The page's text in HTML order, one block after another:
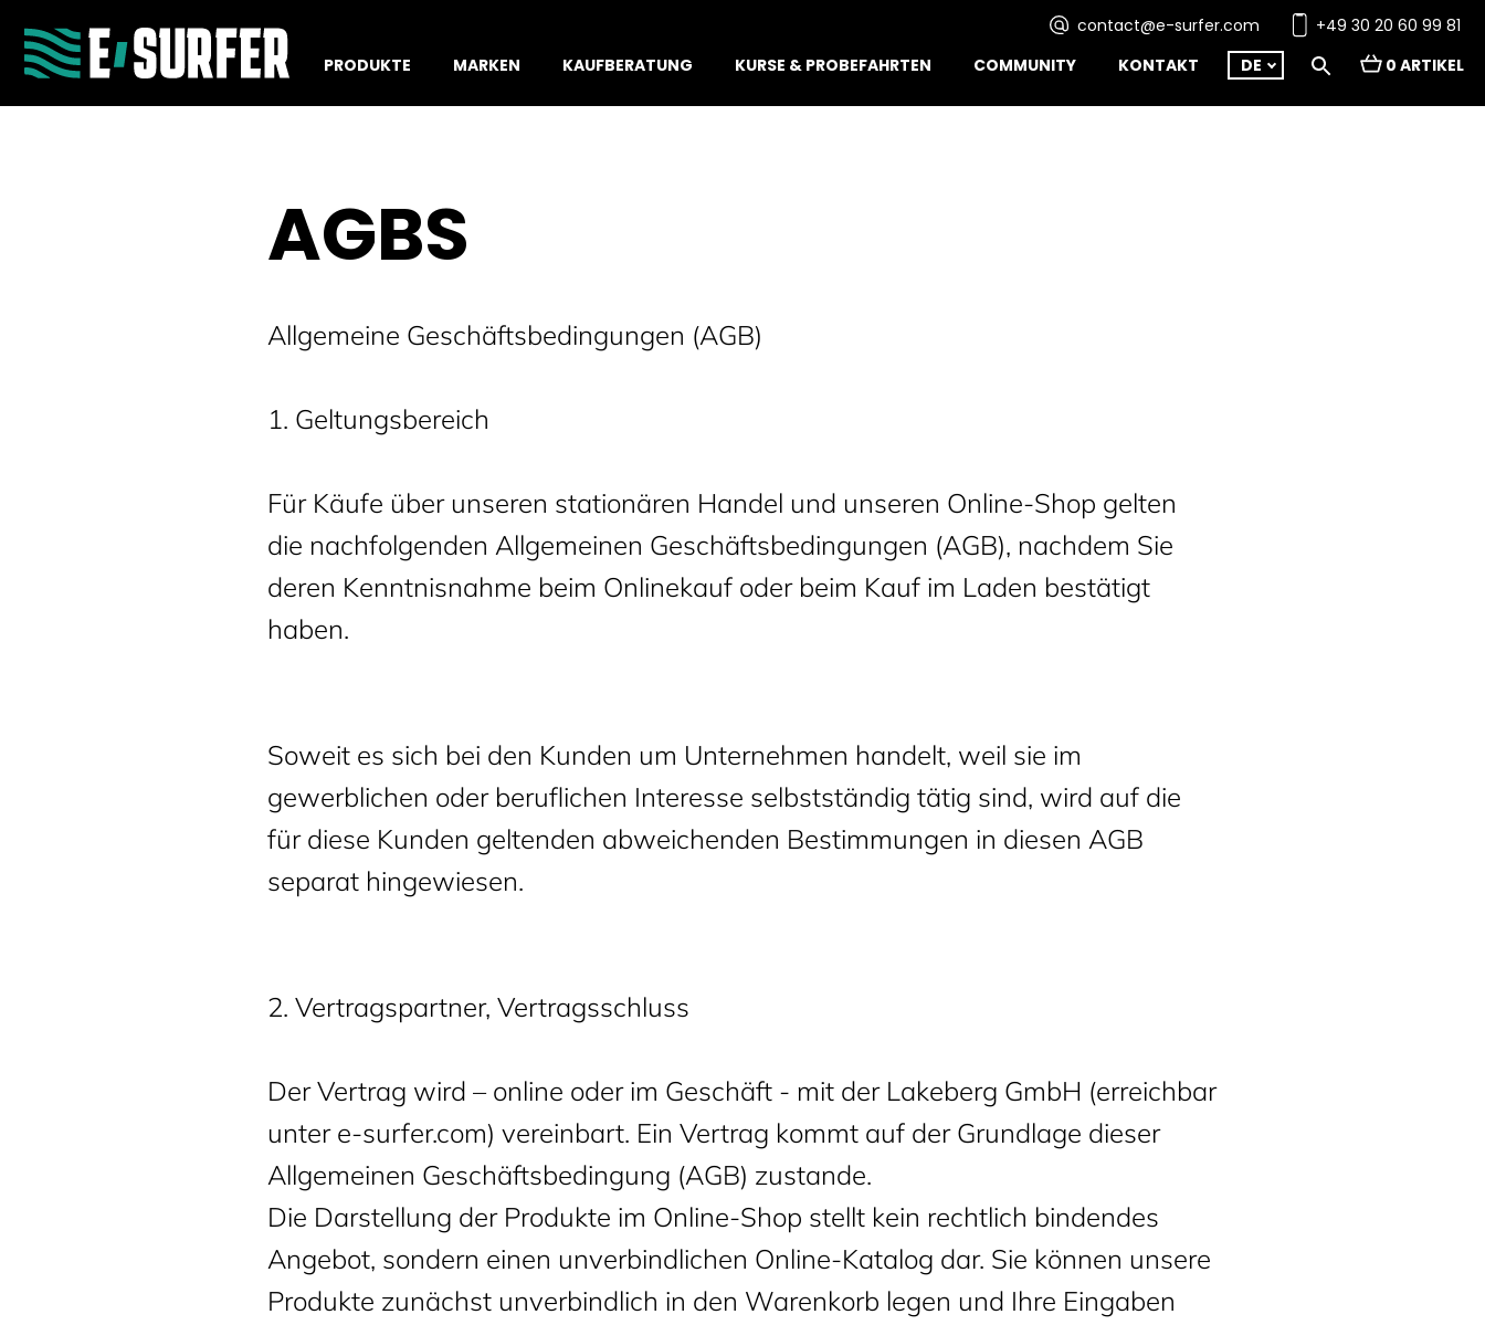
contact@e-surfer.com
+49 30 20 60 99 81
PRODUKTE
MARKEN KAUFBERATUNG KURSE & PROBEFAHRTEN COMMUNITY KONTAKT DE 0 ARTIKEL
AGBS
Allgemeine Geschäftsbedingungen (AGB)
1. Geltungsbereich
Für Käufe über unseren stationären Handel und unseren Online-Shop gelten
die nachfolgenden Allgemeinen Geschäftsbedingungen (AGB), nachdem Sie
deren Kenntnisnahme beim Onlinekauf oder beim Kauf im Laden bestätigt
haben.
Soweit es sich bei den Kunden um Unternehmen handelt, weil sie im
gewerblichen oder beruflichen Interesse selbstständig tätig sind, wird auf die
für diese Kunden geltenden abweichenden Bestimmungen in diesen AGB
separat hingewiesen.
2. Vertragspartner, Vertragsschluss
Der Vertrag wird – online oder im Geschäft - mit der Lakeberg GmbH (erreichbar
unter e-surfer.com) vereinbart. Ein Vertrag kommt auf der Grundlage dieser
Allgemeinen Geschäftsbedingung (AGB) zustande.
Die Darstellung der Produkte im Online-Shop stellt kein rechtlich bindendes
Angebot, sondern einen unverbindlichen Online-Katalog dar. Sie können unsere
Produkte zunächst unverbindlich in den Warenkorb legen und Ihre Eingaben